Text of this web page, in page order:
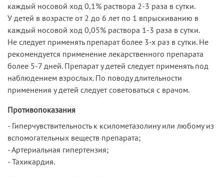
каждый носовой ход 0,1% раствора 2-3 раза в сутки.
У детей в возрасте от 2 до 6 лет по 1 впрыскиванию в
каждый носовой ход 0,05% раствора 1-3 раза в сутки.
Не следует применять препарат более 3-х раз в сутки. Не
рекомендуется применение лекарственного препарата
более 5-7 дней. Препарат у детей следует применять под
наблюдением взрослых. По поводу длительности
применения у детей следует советоваться с врачом.
Противопоказания
- Гиперчувствительность к ксилометазолину или любому из
вспомогательных веществ препарата;
- Артериальная гипертензия;
- Тахикардия.